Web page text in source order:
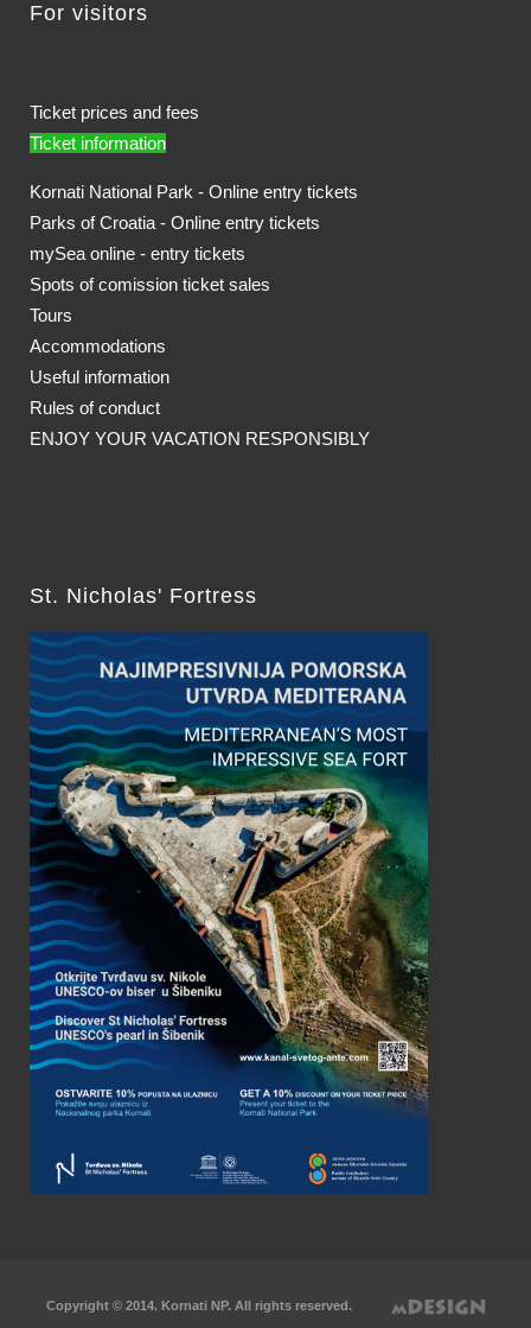
For visitors
Ticket prices and fees
Ticket information
Kornati National Park - Online entry tickets
Parks of Croatia - Online entry tickets
mySea online - entry tickets
Spots of comission ticket sales
Tours
Accommodations
Useful information
Rules of conduct
ENJOY YOUR VACATION RESPONSIBLY
St. Nicholas' Fortress
Copyright © 2014. Kornati NP. All rights reserved.